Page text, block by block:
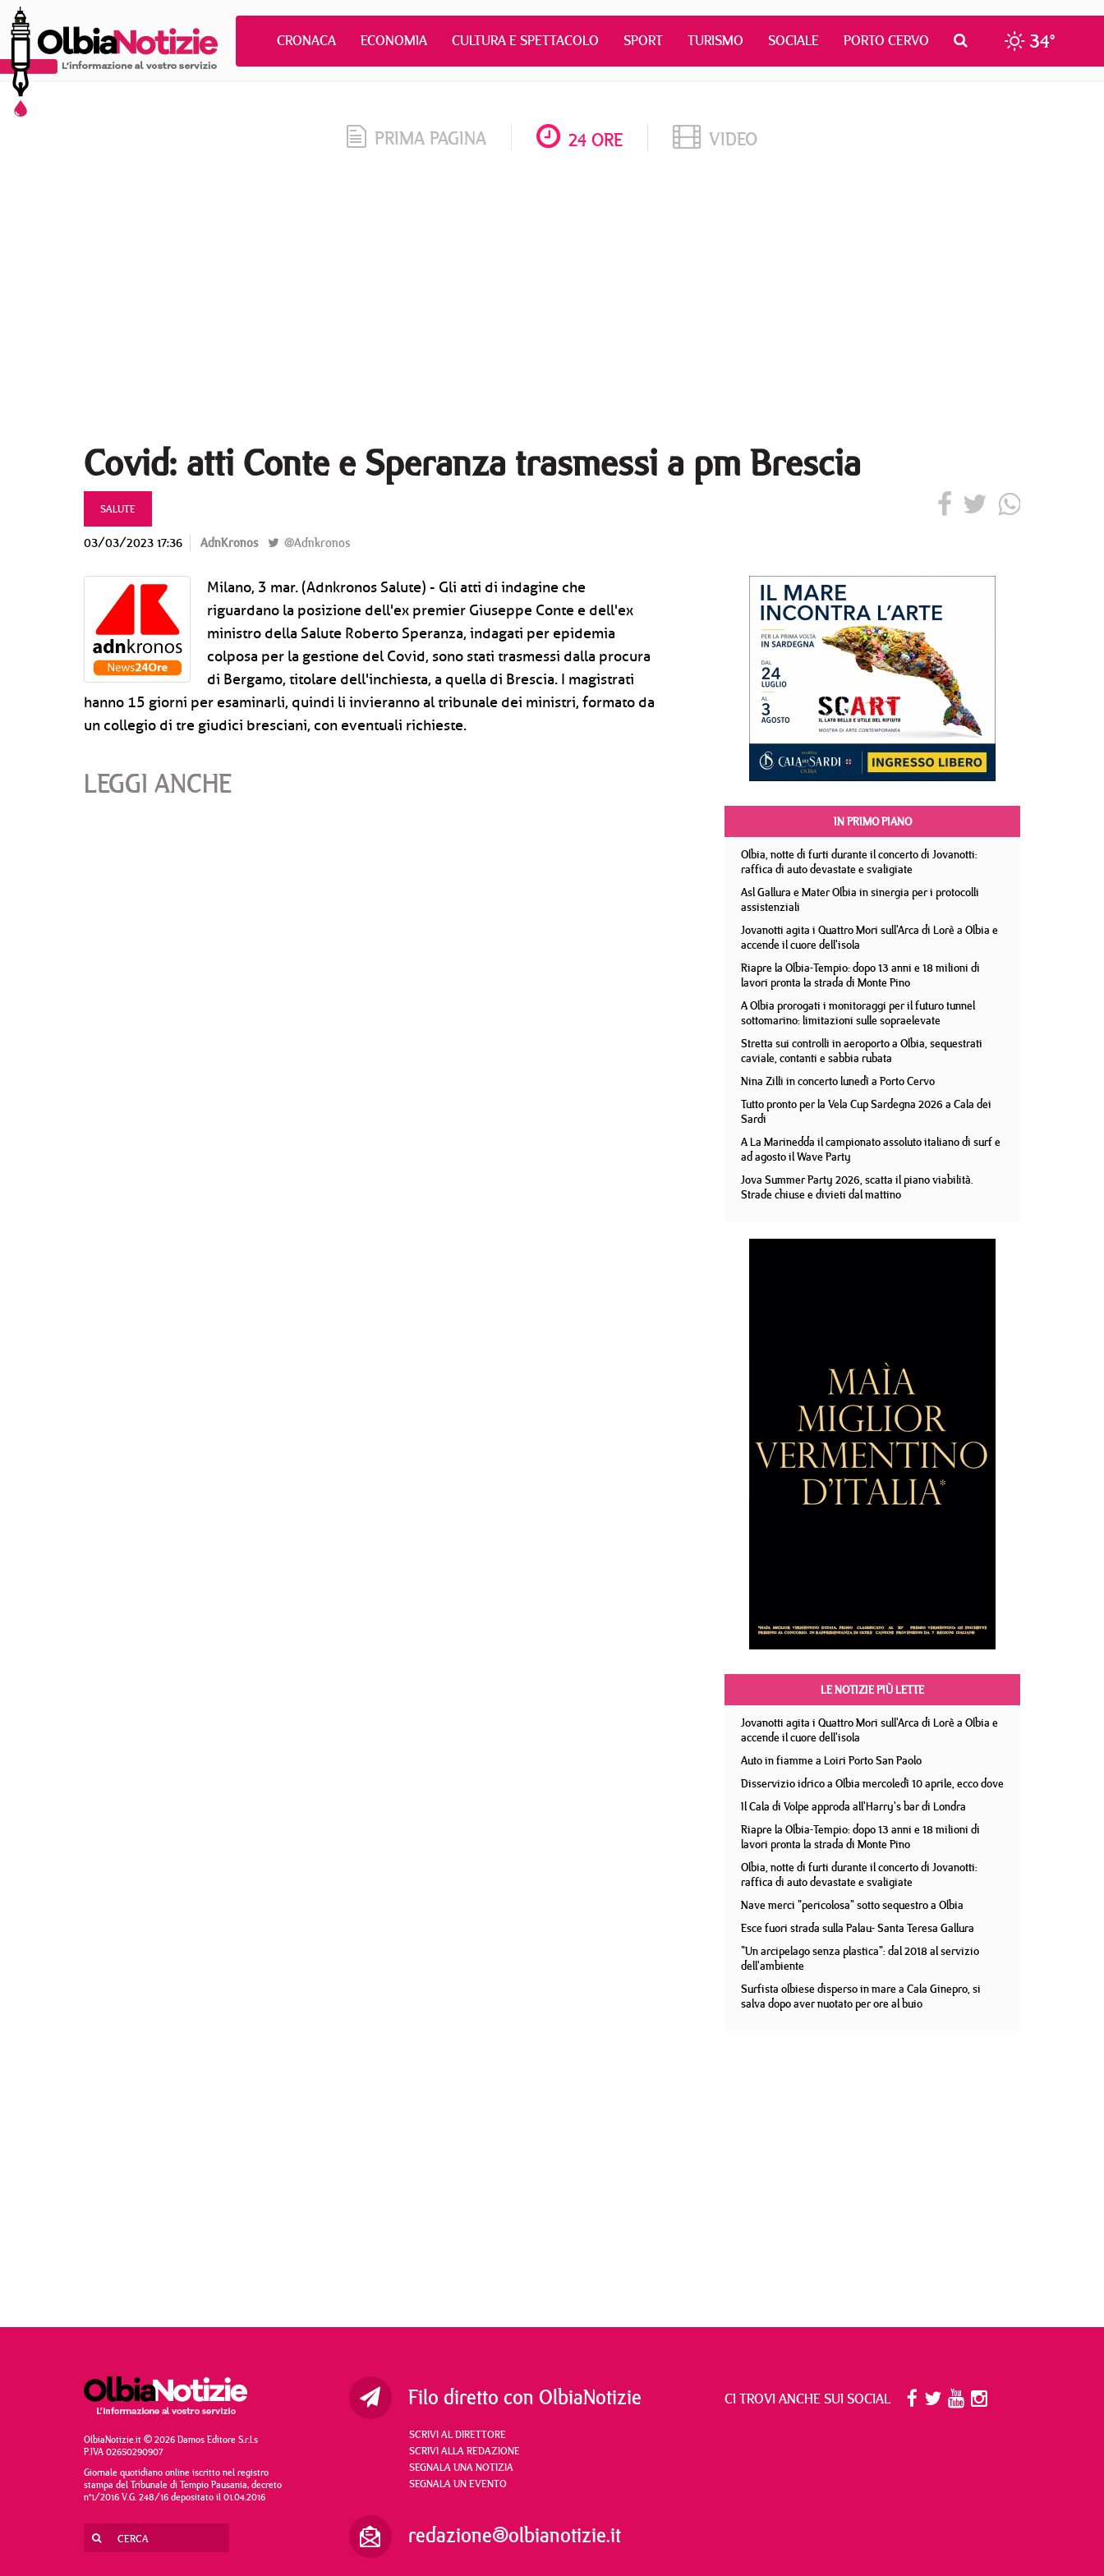
CRONACA ECONOMIA CULTURA E SPETTACOLO SPORT TURISMO SOCIALE PORTO CERVO 34°
PRIMA PAGINA 24 ORE VIDEO
Covid: atti Conte e Speranza trasmessi a pm Brescia
SALUTE
03/03/2023 17:36 AdnKronos @Adnkronos
Milano, 3 mar. (Adnkronos Salute) - Gli atti di indagine che
riguardano la posizione dell'ex premier Giuseppe Conte e dell'ex
ministro della Salute Roberto Speranza, indagati per epidemia
colposa per la gestione del Covid, sono stati trasmessi dalla procura
di Bergamo, titolare dell'inchiesta, a quella di Brescia. I magistrati
hanno 15 giorni per esaminarli, quindi li invieranno al tribunale dei ministri, formato da
un collegio di tre giudici bresciani, con eventuali richieste.
LEGGI ANCHE
IN PRIMO PIANO
Olbia, notte di furti durante il concerto di Jovanotti:
raffica di auto devastate e svaligiate
Asl Gallura e Mater Olbia in sinergia per i protocolli
assistenziali
Jovanotti agita i Quattro Mori sull'Arca di Lorè a Olbia e
accende il cuore dell'isola
Riapre la Olbia-Tempio: dopo 13 anni e 18 milioni di
lavori pronta la strada di Monte Pino
A Olbia prorogati i monitoraggi per il futuro tunnel
sottomarino: limitazioni sulle sopraelevate
Stretta sui controlli in aeroporto a Olbia, sequestrati
caviale, contanti e sabbia rubata
Nina Zilli in concerto lunedì a Porto Cervo
Tutto pronto per la Vela Cup Sardegna 2026 a Cala dei
Sardi
A La Marinedda il campionato assoluto italiano di surf e
ad agosto il Wave Party
Jova Summer Party 2026, scatta il piano viabilità.
Strade chiuse e divieti dal mattino
LE NOTIZIE PIÙ LETTE
Jovanotti agita i Quattro Mori sull'Arca di Lorè a Olbia e
accende il cuore dell'isola
Auto in fiamme a Loiri Porto San Paolo
Disservizio idrico a Olbia mercoledì 10 aprile, ecco dove
Il Cala di Volpe approda all'Harry's bar di Londra
Riapre la Olbia-Tempio: dopo 13 anni e 18 milioni di
lavori pronta la strada di Monte Pino
Olbia, notte di furti durante il concerto di Jovanotti:
raffica di auto devastate e svaligiate
Nave merci "pericolosa" sotto sequestro a Olbia
Esce fuori strada sulla Palau- Santa Teresa Gallura
"Un arcipelago senza plastica": dal 2018 al servizio
dell'ambiente
Surfista olbiese disperso in mare a Cala Ginepro, si
salva dopo aver nuotato per ore al buio
OlbiaNotizie.it © 2026 Damos Editore S.r.l.s
P.IVA 02650290907
Giornale quotidiano online iscritto nel registro
stampa del Tribunale di Tempio Pausania, decreto
n°1/2016 V.G. 248/16 depositato il 01.04.2016
Filo diretto con OlbiaNotizie
SCRIVI AL DIRETTORE
SCRIVI ALLA REDAZIONE
SEGNALA UNA NOTIZIA
SEGNALA UN EVENTO
redazione@olbianotizie.it
CI TROVI ANCHE SUI SOCIAL